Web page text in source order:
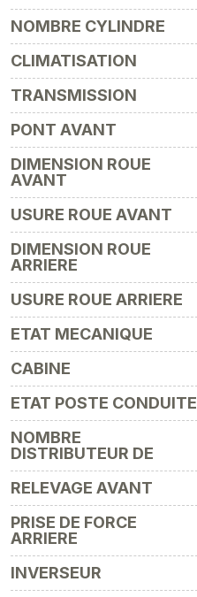
NOMBRE CYLINDRE
CLIMATISATION
TRANSMISSION
PONT AVANT
DIMENSION ROUE
AVANT
USURE ROUE AVANT
DIMENSION ROUE
ARRIERE
USURE ROUE ARRIERE
ETAT MECANIQUE
CABINE
ETAT POSTE CONDUITE
NOMBRE
DISTRIBUTEUR DE
RELEVAGE AVANT
PRISE DE FORCE
ARRIERE
INVERSEUR